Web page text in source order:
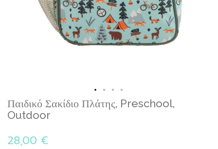
Παιδικό Σακίδιο Πλάτης, Preschool,
Outdoor
28,00 €
Skip
to
the
of